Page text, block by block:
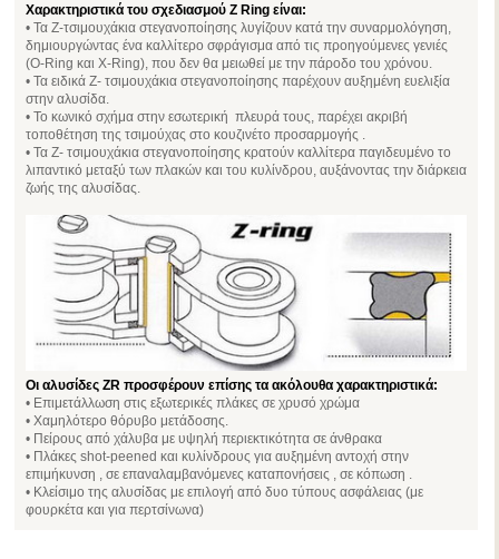
Χαρακτηριστικά του σχεδιασμούZ Ring είναι:
• Τα Z-τσιμουχάκια στεγανοποίησης λυγίζουν κατά την συναρμολόγηση,
δημιουργώντας ένα καλλίτερο σφράγισμα από τις προηγούμενες γενιές
(O-Ring και X-Ring), που δεν θα μειωθεί με την πάροδο του χρόνου.
• Τα ειδικά Ζ- τσιμουχάκια στεγανοποίησης παρέχουν αυξημένη ευελιξία
στην αλυσίδα.
• Το κωνικό σχήμα στην εσωτερική πλευρά τους, παρέχει ακριβή
τοποθέτηση της τσιμούχας στο κουζινέτο προσαρμογής .
• Τα Ζ- τσιμουχάκια στεγανοποίησης κρατούν καλλίτερα παγιδευμένο το
λιπαντικό μεταξύ των πλακών και του κυλίνδρου, αυξάνοντας την διάρκεια
ζωής της αλυσίδας.
Οι αλυσίδες ZR προσφέρουν επίσης τα ακόλουθα χαρακτηριστικά:
• Επιμετάλλωση στις εξωτερικές πλάκες σε χρυσό χρώμα
• Χαμηλότερο θόρυβο μετάδοσης.
• Πείρους από χάλυβα με υψηλή περιεκτικότητα σε άνθρακα
• Πλάκες shot-peened και κυλίνδρους για αυξημένη αντοχή στην
επιμήκυνση , σε επαναλαμβανόμενες καταπονήσεις , σε κόπωση .
• Κλείσιμο της αλυσίδας με επιλογή από δυο τύπους ασφάλειας (με
φουρκέτα και για περτσίνωνα)